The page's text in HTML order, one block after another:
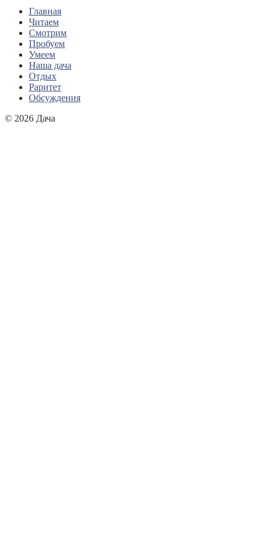
Главная
Читаем
Смотрим
Пробуем
Умеем
Наша дача
Отдых
Раритет
Обсуждения
© 2026 Дача